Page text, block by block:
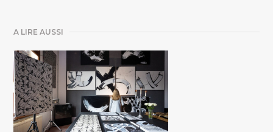
A LIRE AUSSI